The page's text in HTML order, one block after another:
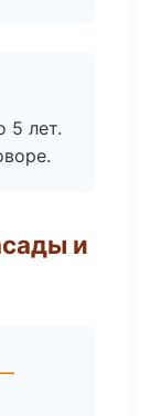
5 лет.
и